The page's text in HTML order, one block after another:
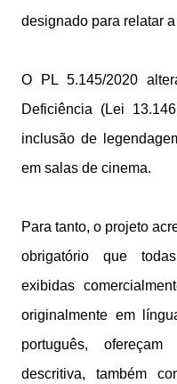
designado para relatar
O PL 5.145/2020
Deficiência (Lei
inclusão de
em salas de cinema.
Para tanto, o projeto
obrigatório que
exibidas
originalmente em
português,
descritiva, também